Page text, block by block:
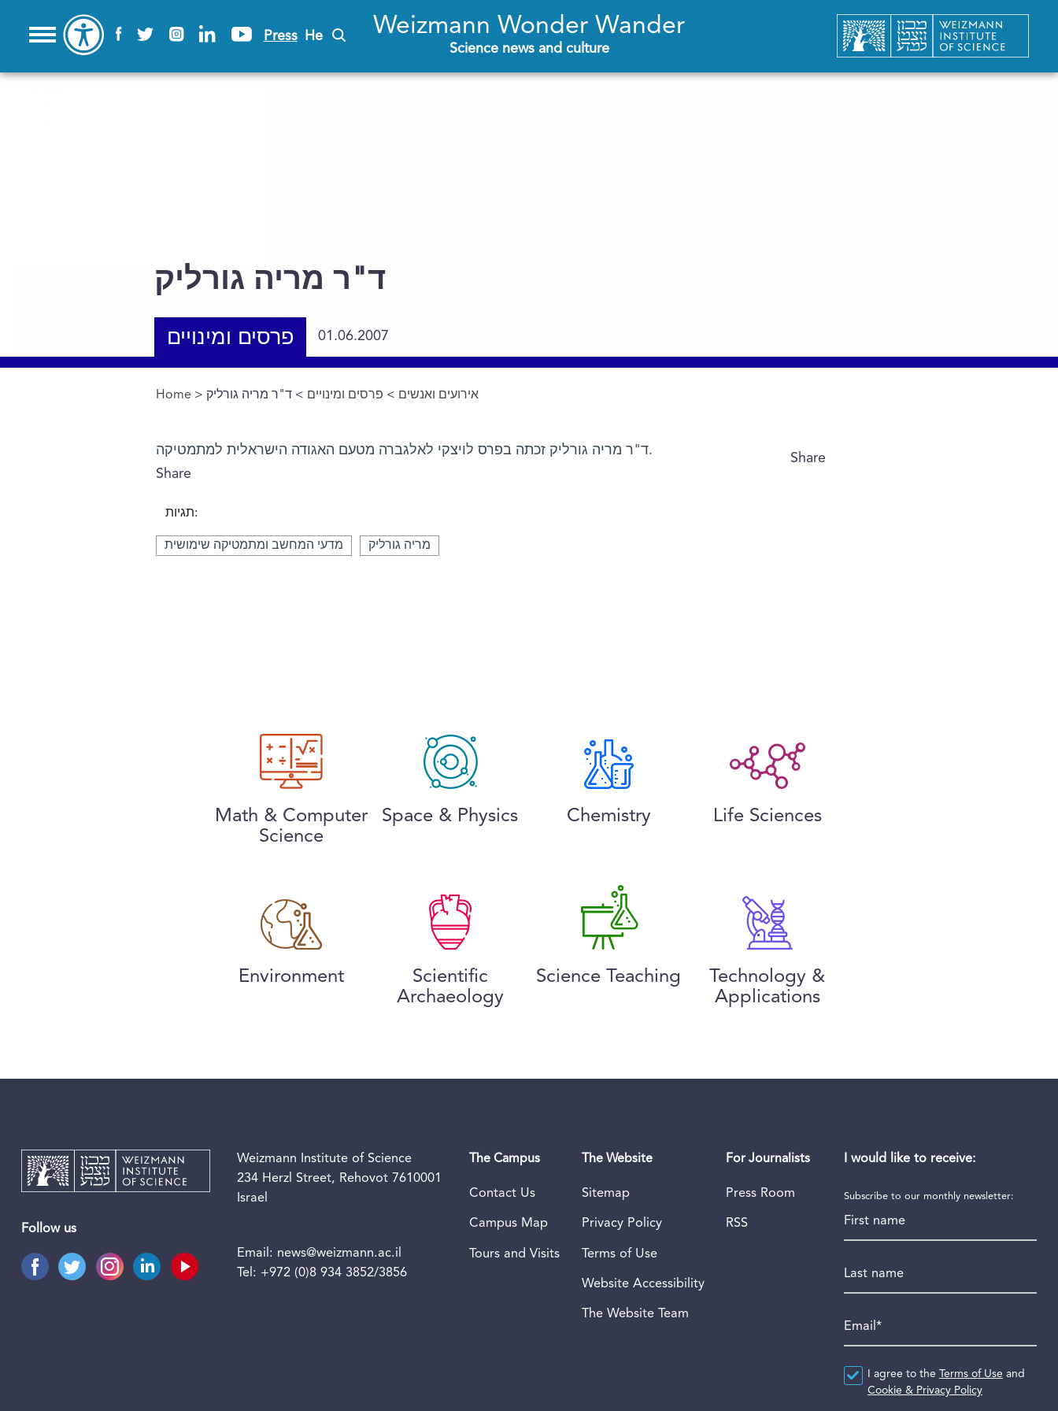
Press He Weizmann Wonder Wander
Science news and culture
ד"ר מריה גורליק
פרסים ומינויים 01.06.2007
You are here
Home > אירועים ואנשים > פרסים ומינויים > ד"ר מריה גורליק
Share
ד"ר מריה גורליק זכתה בפרס לויצקי לאלגברה מטעם האגודה הישראלית למתמטיקה.
Share
תגיות:
מדעי המחשב ומתמטיקה שימושית מריה גורליק
Math & Computer
Science
Space & Physics Chemistry Life Sciences
Environment
Scientific
Archaeology
Science Teaching
Technology &
Applications
Follow us
Weizmann Institute of Science
234 Herzl Street, Rehovot 7610001
Israel
Email: news@weizmann.ac.il
Tel: +972 (0)8 934 3852/3856
The Campus
Contact Us
Campus Map
Tours and Visits
The Website
Sitemap
Privacy Policy
Terms of Use
Website Accessibility
The Website Team
For Journalists
Press Room
RSS
I would like to receive:
Subscribe to our monthly newsletter:
Agreement*
I agree to the Terms of Use and
Cookie & Privacy Policy